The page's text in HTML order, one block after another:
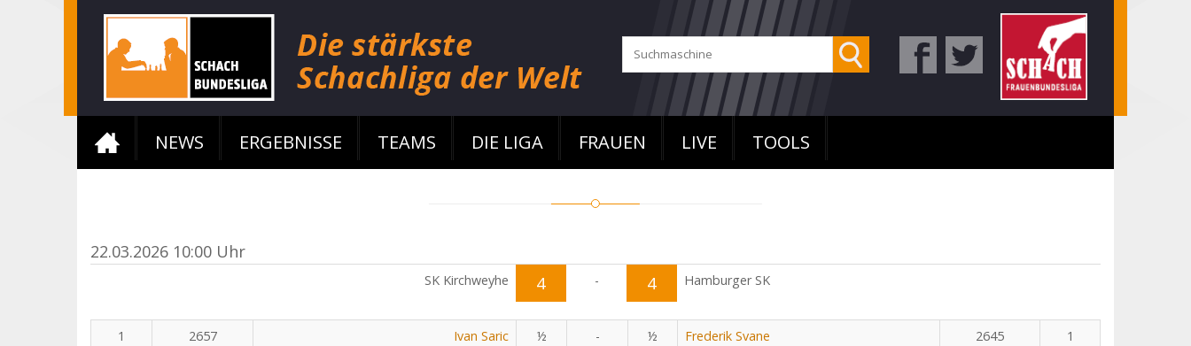
NEWS ERGEBNISSE TEAMS DIE LIGA FRAUEN LIVE TOOLS
22.03.2026 10:00 Uhr
SK Kirchweyhe 4 - 4 Hamburger SK
1 2657 Ivan Saric ½ - ½ Frederik Svane 2645
1